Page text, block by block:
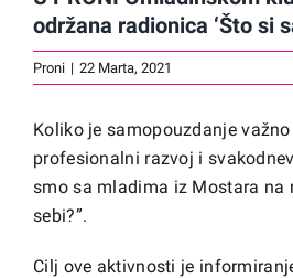
održana radionica ‘Što si
Proni | 22 Marta, 2021
Koliko je samopouzdanje
profesionalni razvoj i
smo sa mladima iz Mostara na
sebi?”.
Cilj ove aktivnosti je